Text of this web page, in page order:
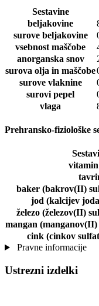
Sestavine
beljakovine
surove beljakovine
vsebnost maščobe
anorganska snov
surova olja in maščobe
surove vlaknine
surovi pepel
vlaga
Prehransko-fiziološke
baker (bakrov(II)
jod (kalcijev
železo (železov(II)
mangan
cink (cinkov
Pravne informacije
Ustrezni izdelki